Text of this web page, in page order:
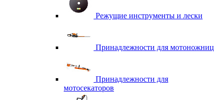
Режущие инструменты и лески
Принадлежности для мотоножниц
Принадлежности для
мотосекаторов